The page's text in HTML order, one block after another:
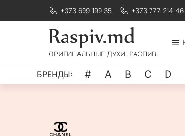
+373 699 199 35 +373 777 214 46
ОРИГИНАЛЬНЫЕ ДУХИ. РАСПИВ.
БРЕНДЫ: # A B C D